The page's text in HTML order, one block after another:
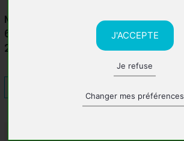
J'ACCEPTE
Je refuse
Changer mes préférences
Médiathèque Anjela Duval
6 Rue Louis Nicolle
29470 Plougastel-Daoulas